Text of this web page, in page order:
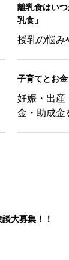
離乳食はい
乳食」
授乳の悩み
子育てとお金
妊娠・出産
金・助成金
大募集！！